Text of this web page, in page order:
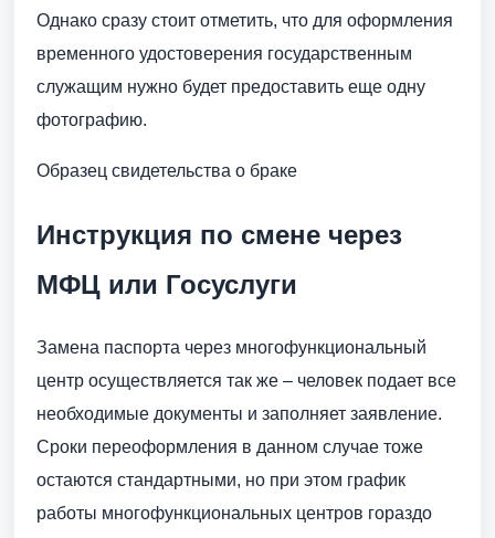
Однако сразу стоит отметить, что для оформления
временного удостоверения государственным
служащим нужно будет предоставить еще одну
фотографию.
Образец свидетельства о браке
Инструкция по смене через
МФЦ или Госуслуги
Замена паспорта через многофункциональный
центр осуществляется так же – человек подает все
необходимые документы и заполняет заявление.
Сроки переоформления в данном случае тоже
остаются стандартными, но при этом график
работы многофункциональных центров гораздо